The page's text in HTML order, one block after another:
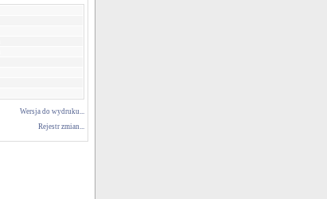
Wersja do wydruku...
Rejestr zmian...